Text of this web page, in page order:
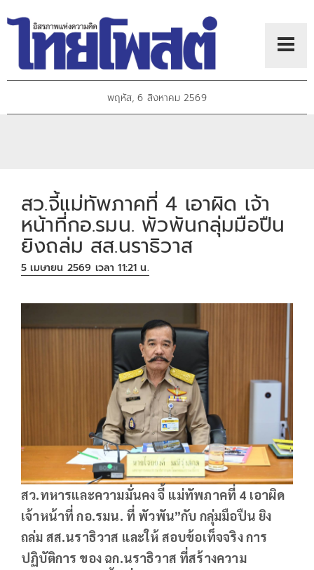
พฤหัส, 6 สิงหาคม 2569
สว.จี้แม่ทัพภาคที่ 4 เอาผิด เจ้า
หน้าที่กอ.รมน. พัวพันกลุ่มมือปืน
ยิงถล่ม สส.นราธิวาส
5 เมษายน 2569 เวลา 11:21 น.
สว.ทหารและความมั่นคง จี้ แม่ทัพภาคที่ 4 เอาผิด
เจ้าหน้าที่ กอ.รมน. ที่ พัวพัน”กับ กลุ่มมือปืน ยิง
ถล่ม สส.นราธิวาส และให้ สอบข้อเท็จจริง การ
ปฏิบัติการ ของ ฉก.นราธิวาส ที่สร้างความ